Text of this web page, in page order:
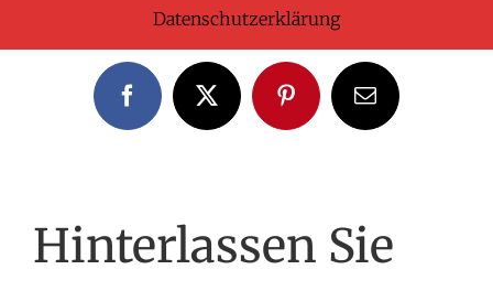
Share This Wonderful Life Event!
FacebookX PinterestE-
Mail
Hinterlassen Sie
Datenschutzerklärung